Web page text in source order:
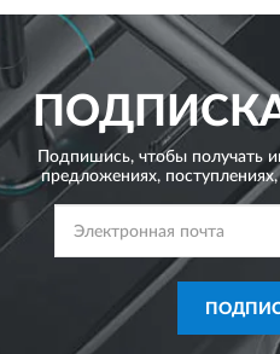
Подпишись, чтобы получать
предложениях,